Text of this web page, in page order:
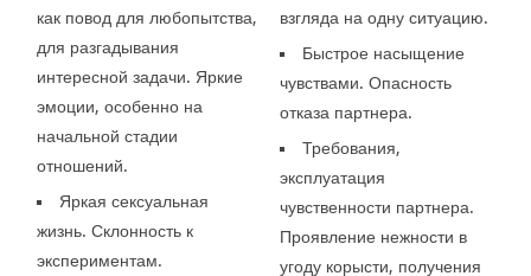
как повод для любопытства,
для разгадывания
интересной задачи. Яркие
эмоции, особенно на
начальной стадии
отношений.
Яркая сексуальная
жизнь. Склонность к
экспериментам.
взгляда на одну ситуацию.
Быстрое насыщение
чувствами. Опасность
отказа партнера.
Требования,
эксплуатация
чувственности партнера.
Проявление нежности в
угоду корысти, получения